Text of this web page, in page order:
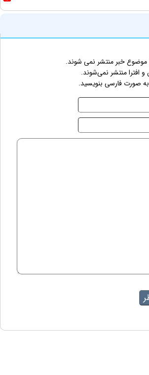
موضوع خبر منتشر نمی شوند.
افترا منتشر نمی‌شوند.
صورت فارسی بنویسید.